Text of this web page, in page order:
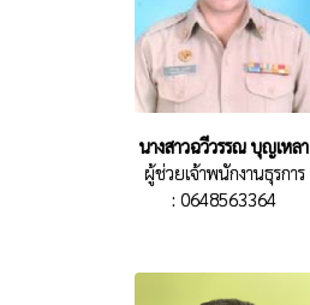
นางสาวฉวีวรรณ บุญเหลา
ผู้ช่วยเจ้าพนักงานธุรการ
: 0648563364